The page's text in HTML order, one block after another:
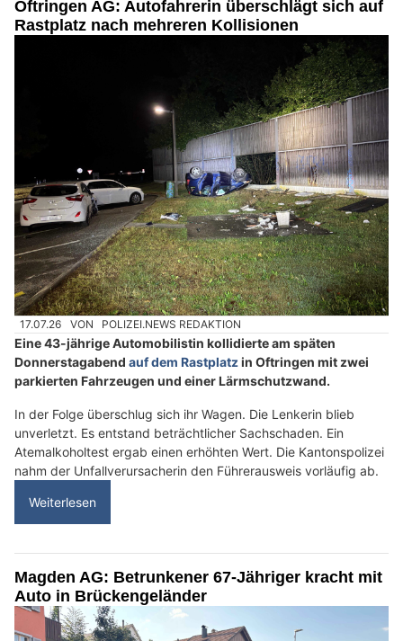
Oftringen AG: Autofahrerin überschlägt sich auf
Rastplatz nach mehreren Kollisionen
17.07.26 VON POLIZEI.NEWS REDAKTION
Eine 43-jährige Automobilistin kollidierte am späten
Donnerstagabend auf dem Rastplatzin Oftringen mit zwei
parkierten Fahrzeugen und einer Lärmschutzwand.
In der Folge überschlug sich ihr Wagen. Die Lenkerin blieb
unverletzt. Es entstand beträchtlicher Sachschaden. Ein
Atemalkoholtest ergab einen erhöhten Wert. Die Kantonspolizei
nahm der Unfallverursacherin den Führerausweis vorläufig ab.
Weiterlesen
Magden AG: Betrunkener 67-Jähriger kracht mit
Auto in Brückengeländer